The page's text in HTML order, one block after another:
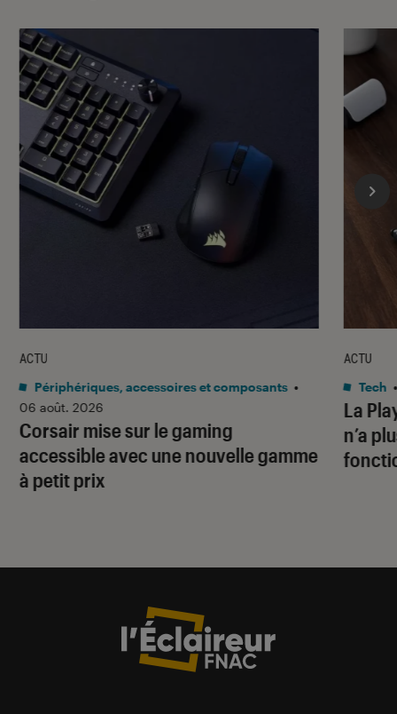
Corsair mise sur le gaming
accessible avec une nouvelle gamme
à petit prix
ACTU
Périphériques, accessoires et composants •
06 août. 2026
La
n’a
ACTU
Tech